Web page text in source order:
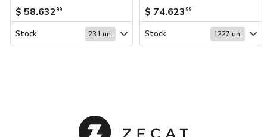
$ 58.63299
Stock 231 un.
$ 74.623 99
Stock 1227 un.